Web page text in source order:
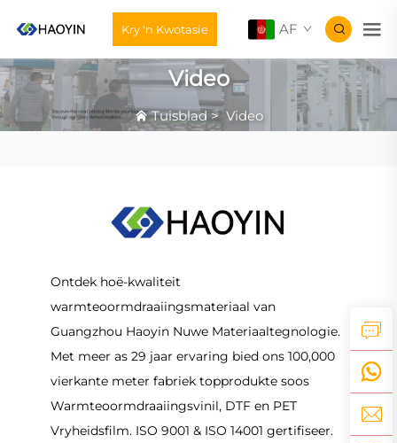
Kry 'n Kwotasie AF
Video
Tuisblad> Video
Ontdek hoë-kwaliteit
warmteoormdraaiingsmateriaal van
Guangzhou Haoyin Nuwe Materiaaltegnologie.
Met meer as 29 jaar ervaring bied ons 100,000
vierkante meter fabriek topprodukte soos
Warmteoormdraaiingsvinil, DTF en PET
Vryheidsfilm. ISO 9001 & ISO 14001 gertifiseer.